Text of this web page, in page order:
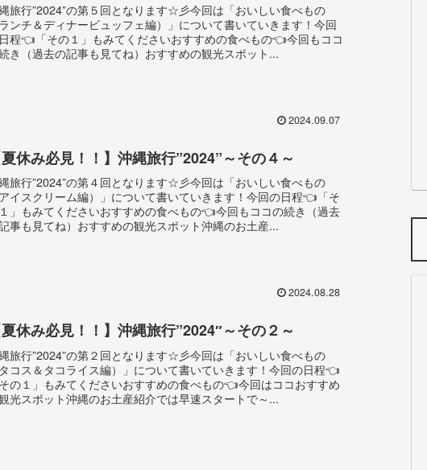
旅行”2024”の第５回となります☆彡今回は「おいしい食べもの
ランチ＆ディナービュッフェ編）」について書いていきます！今回
程👈「その１」もみてくださいおすすめの食べもの👈今回もココ
き（過去の記事も見てね）おすすめの観光スポット...
2024.09.07
夏休み必見！！】沖縄旅行”2024”～その４～
旅行”2024”の第４回となります☆彡今回は「おいしい食べもの
アイスクリーム編）」について書いていきます！今回の日程👈「そ
」もみてくださいおすすめの食べもの👈今回もココの続き（過去
事も見てね）おすすめの観光スポット沖縄のお土産...
2024.08.28
夏休み必見！！】沖縄旅行”2024″～その２～
旅行”2024”の第２回となります☆彡今回は「おいしい食べもの
タコス＆タコライス編）」について書いていきます！今回の日程👈
その１」もみてくださいおすすめの食べもの👈今回はココおすすめ
光スポット沖縄のお土産紹介では早速スタートで～...